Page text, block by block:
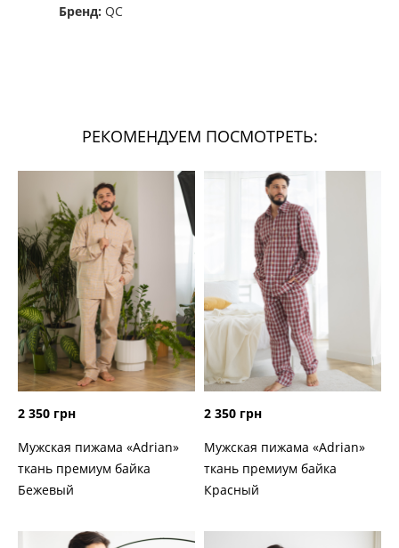
Бренд: QC
РЕКОМЕНДУЕМ ПОСМОТРЕТЬ:
2 350 грн
Мужская пижама «Adrian»
ткань премиум байка
Бежевый
2 350 грн
Мужская пижама «Adrian»
ткань премиум байка
Красный